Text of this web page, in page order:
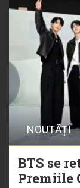
NOUTĂȚI
BTS se
Premiile